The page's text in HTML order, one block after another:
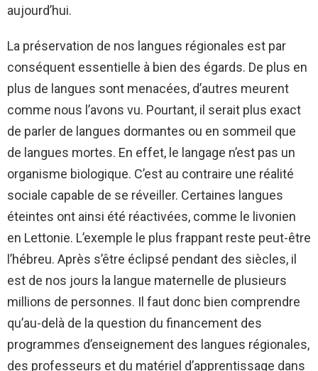
aujourd’hui.
La préservation de nos langues régionales est par
conséquent essentielle à bien des égards. De plus en
plus de langues sont menacées, d’autres meurent
comme nous l’avons vu. Pourtant, il serait plus exact
de parler de langues dormantes ou en sommeil que
de langues mortes. En effet, le langage n’est pas un
organisme biologique. C’est au contraire une réalité
sociale capable de se réveiller. Certaines langues
éteintes ont ainsi été réactivées, comme le livonien
en Lettonie. L’exemple le plus frappant reste peut-être
l’hébreu. Après s’être éclipsé pendant des siècles, il
est de nos jours la langue maternelle de plusieurs
millions de personnes. Il faut donc bien comprendre
qu’au-delà de la question du financement des
programmes d’enseignement des langues régionales,
des professeurs et du matériel d’apprentissage dans